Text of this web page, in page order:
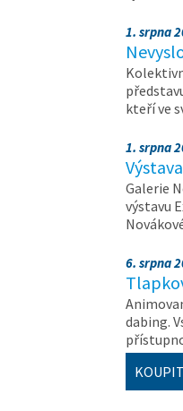
1. srpna
kteří ve
1. srpna
Galerie
výstavu
6. srpna
dabing.